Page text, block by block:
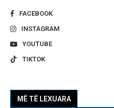
FACEBOOK
INSTAGRAM
YOUTUBE
TIKTOK
MË TË LEXUARA